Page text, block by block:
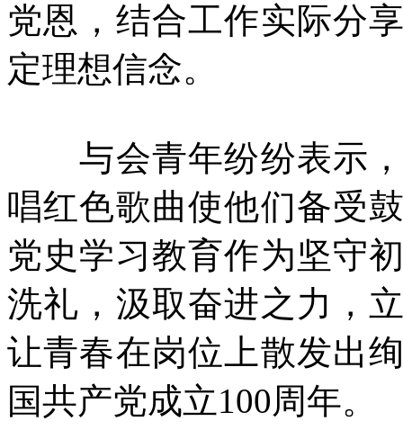
党恩，结合工作实际分
定理想信念。
与会青年纷纷表示，
唱红色歌曲使他们备受
党史学习教育作为坚守
洗礼，汲取奋进之力，
让青春在岗位上散发出
国共产党成立100周年。